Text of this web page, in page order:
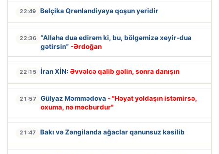
22:49 Belçika Qrenlandiyaya qoşun yeridir
22:36
“Allaha dua edirəm ki, bu, bölgəmizə xeyir-dua
gətirsin” -Ərdoğan
22:15 İran XİN: Əvvəlcə qalib gəlin, sonra danışın
21:57 Gülyaz Məmmədova - "Həyat yoldaşın istəmirsə,
oxuma, nə məcburdur"
21:47 Bakı və Zəngilanda ağaclar qanunsuz kəsilib